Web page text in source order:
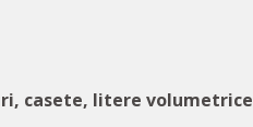
casete, litere volumetrice